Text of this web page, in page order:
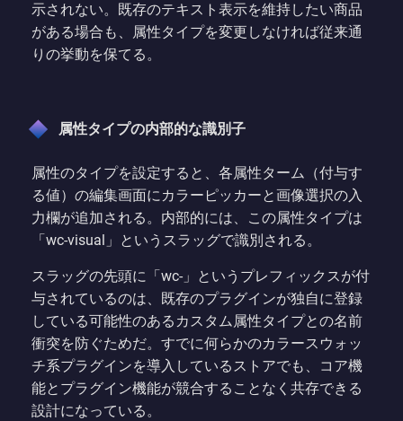
示されない。既存のテキスト表示を維持したい商品
がある場合も、属性タイプを変更しなければ従来通
りの挙動を保てる。
属性タイプの内部的な識別子
属性のタイプを設定すると、各属性ターム（付与す
る値）の編集画面にカラーピッカーと画像選択の入
力欄が追加される。内部的には、この属性タイプは
「wc-visual」というスラッグで識別される。
スラッグの先頭に「wc-」というプレフィックスが付
与されているのは、既存のプラグインが独自に登録
している可能性のあるカスタム属性タイプとの名前
衝突を防ぐためだ。すでに何らかのカラースウォッ
チ系プラグインを導入しているストアでも、コア機
能とプラグイン機能が競合することなく共存できる
設計になっている。